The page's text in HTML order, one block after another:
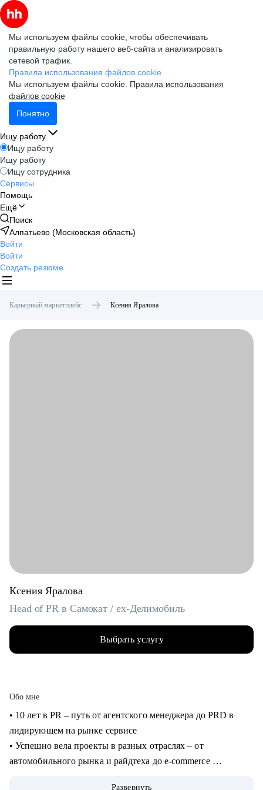
Мы используем файлы cookie, чтобы обеспечивать
правильную работу нашего веб-сайта и анализировать
сетевой трафик.
Правила использования файлов cookie
Мы используем файлы cookie. Правила использования
файлов cookie
Понятно
Ищу работу
Ищу работу
Ищу работу
Ищу сотрудника
Сервисы
Помощь
Ещё
Поиск
Алпатьево (Московская область)
Войти
Войти
Создать резюме
Карьерный маркетплейс Ксения Яралова
Ксения Яралова
Head of PR в Cамокат / ex-Делимобиль
Выбрать услугу
Обо мне
• 10 лет в PR – путь от агентского менеджера до PRD в
лидирующем на рынке сервисе
• Успешно вела проекты в разных отраслях – от
автомобильного рынка и райдтеха до e-commerce
Развернуть